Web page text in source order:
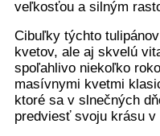
veľkosťou a silným
Cibuľky týchto
kvetov, ale aj skvelú
spoľahlivo niekoľko
masívnymi kvetmi
ktoré sa v slnečných
predviesť svoju krásu v